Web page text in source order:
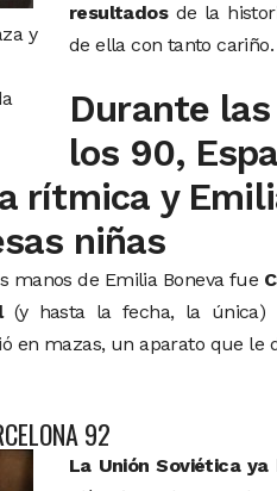
y
resultadosde la
de ella con tanto cariño.
Durante
los 90,
rítmica y
niñas
manos de Emilia Boneva fue
(y hasta la fecha, la única)
en mazas, un aparato que le
92
La Unión Soviética